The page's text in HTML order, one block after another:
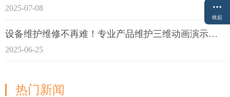
2025-07-08
设备维护维修不再难！专业产品维护三维动画演示定制指南
2025-06-25
热门新闻
收起